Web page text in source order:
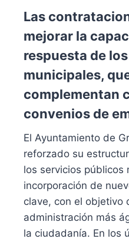
Las
mejorar la
respuesta de
municipales,
complementan
convenios de
El Ayuntamiento de
reforzado su
los servicios públicos
incorporación de
clave, con el objetivo
administración más
la ciudadanía. En los